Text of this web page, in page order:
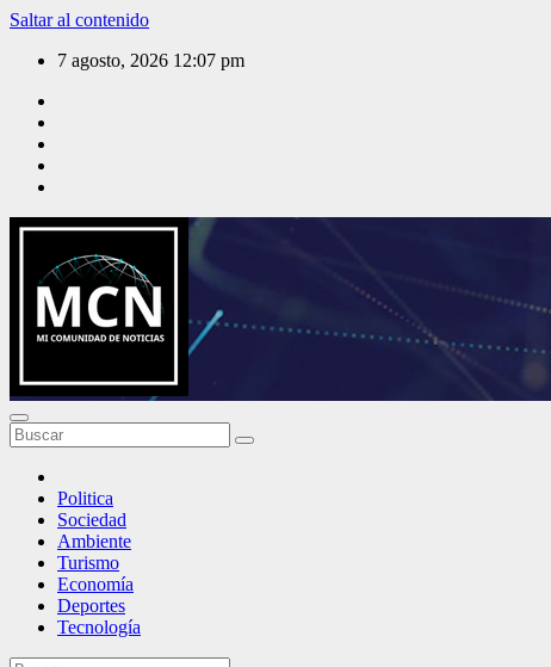
Saltar al contenido
7 agosto, 2026 12:07 pm
Mi Comunidad de Noticias
Politica
Sociedad
Ambiente
Turismo
Economía
Deportes
Tecnología